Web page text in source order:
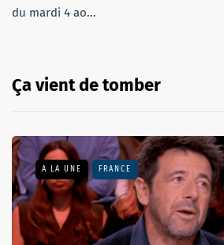
du mardi 4 ao...
Ça vient de tomber
A LA UNE FRANCE